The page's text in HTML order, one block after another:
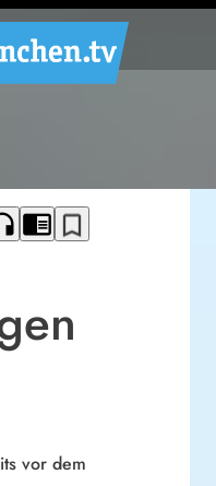
chrome_reader_mode bookmark_border
vor dem